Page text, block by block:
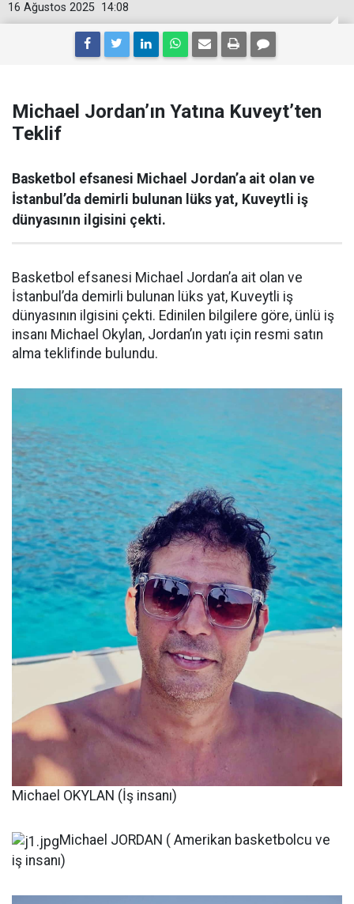
14:08
16 Ağustos 2025
Michael Jordan’ın Yatına Kuveyt’ten
Teklif
Basketbol efsanesi Michael Jordan’a ait olan ve
İstanbul’da demirli bulunan lüks yat, Kuveytli iş
dünyasının ilgisini çekti.
Basketbol efsanesi Michael Jordan’a ait olan ve
İstanbul’da demirli bulunan lüks yat, Kuveytli iş
dünyasının ilgisini çekti. Edinilen bilgilere göre, ünlü iş
insanı Michael Okylan, Jordan’ın yatı için resmi satın
alma teklifinde bulundu.
Michael OKYLAN (İş insanı)
Michael JORDAN ( Amerikan basketbolcu ve
iş insanı)